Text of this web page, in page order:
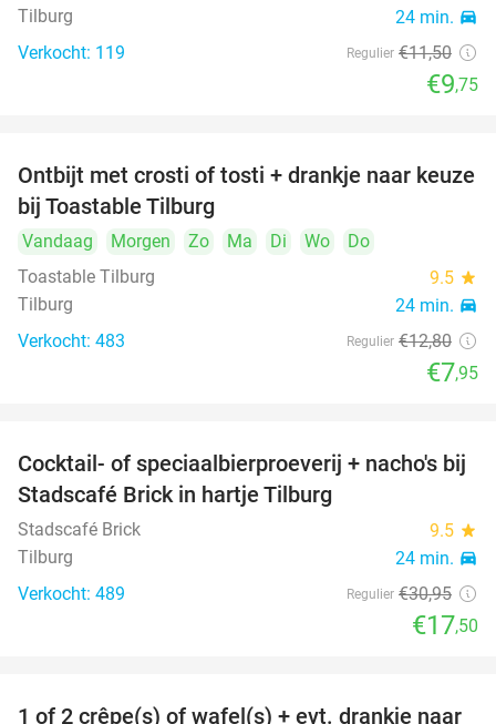
Tilburg 24 min. directions_car
Verkocht: 119 Regulier €11,50
€9,75
38%
Ontbijt met crosti of tosti + drankje naar keuze
bij Toastable Tilburg
Vandaag Morgen Zo Ma Di Wo
Do
Toastable Tilburg
9.5 star
Tilburg 24 min. directions_car
Verkocht: 483 Regulier €12,80
€7,95
43%
Cocktail- of speciaalbierproeverij + nacho's bij
Stadscafé Brick in hartje Tilburg
Stadscafé Brick 9.5 star
Tilburg 24 min. directions_car
Verkocht: 489 Regulier €30,95
€17,50
1 of 2 crêpe(s) of wafel(s) + evt. drankje naar